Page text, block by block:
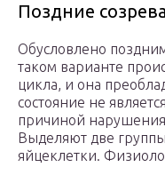
Поздние
Обусловлено
таком варианте
цикла, и она
состояние не
причиной
Выделяют две
яйцеклетки.